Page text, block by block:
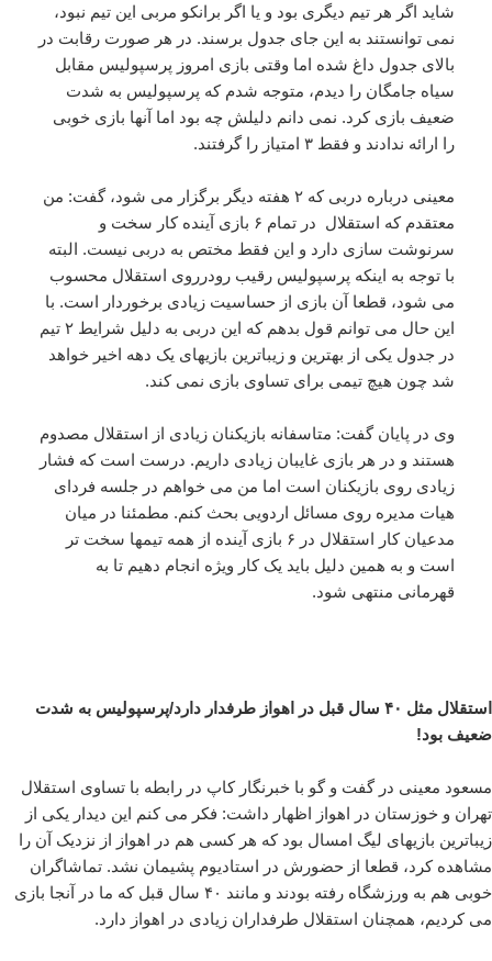
شاید اگر هر تیم دیگری بود و یا اگر برانکو مربی این تیم نبود،
نمی توانستند به این جای جدول برسند. در هر صورت رقابت در
بالای جدول داغ شده اما وقتی بازی امروز پرسپولیس مقابل
سیاه جامگان را دیدم، متوجه شدم که پرسپولیس به شدت
ضعیف بازی کرد. نمی دانم دلیلش چه بود اما آنها بازی خوبی
را ارائه ندادند و فقط ۳ امتیاز را گرفتند.
معینی درباره دربی که ۲ هفته دیگر برگزار می شود، گفت: من
معتقدم که استقلال در تمام ۶ بازی آینده کار سخت و
سرنوشت سازی دارد و این فقط مختص به دربی نیست. البته
با توجه به اینکه پرسپولیس رقیب رودرروی استقلال محسوب
می شود، قطعا آن بازی از حساسیت زیادی برخوردار است. با
این حال می توانم قول بدهم که این دربی به دلیل شرایط ۲ تیم
در جدول یکی از بهترین و زیباترین بازیهای یک دهه اخیر خواهد
شد چون هیچ تیمی برای تساوی بازی نمی کند.
وی در پایان گفت: متاسفانه بازیکنان زیادی از استقلال مصدوم
هستند و در هر بازی غایبان زیادی داریم. درست است که فشار
زیادی روی بازیکنان است اما من می خواهم در جلسه فردای
هیات مدیره روی مسائل اردویی بحث کنم. مطمئنا در میان
مدعیان کار استقلال در ۶ بازی آینده از همه تیمها سخت تر
است و به همین دلیل باید یک کار ویژه انجام دهیم تا به
قهرمانی منتهی شود.
استقلال مثل ۴۰ سال قبل در اهواز طرفدار دارد/پرسپولیس به شدت
ضعیف بود!
مسعود معینی در گفت و گو با خبرنگار کاپ در رابطه با تساوی استقلال
تهران و خوزستان در اهواز اظهار داشت: فکر می کنم این دیدار یکی از
زیباترین بازیهای لیگ امسال بود که هر کسی هم در اهواز از نزدیک آن را
مشاهده کرد، قطعا از حضورش در استادیوم پشیمان نشد. تماشاگران
خوبی هم به ورزشگاه رفته بودند و مانند ۴۰ سال قبل که ما در آنجا بازی
می کردیم، همچنان استقلال طرفداران زیادی در اهواز دارد.